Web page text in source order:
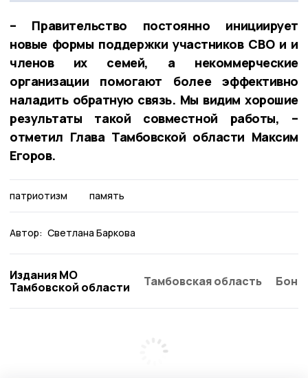
– Правительство постоянно инициирует
новые формы поддержки участников СВО и и
членов их семей, а некоммерческие
организации помогают более эффективно
наладить обратную связь. Мы видим хорошие
результаты такой совместной работы, –
отметил Глава Тамбовской области Максим
Егоров.
патриотизм память
Автор: Светлана Баркова
Издания МО
Тамбовской области
Тамбовская область